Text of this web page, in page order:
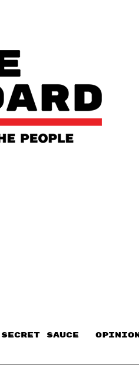
SAUCE​ OPINION